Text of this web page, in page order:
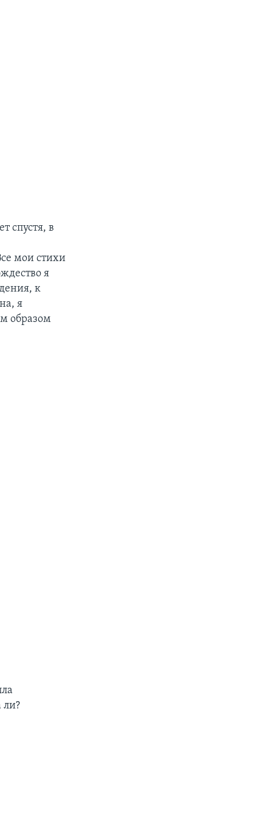
спустя, в
мои стихи
я
к
я
образом
ли?